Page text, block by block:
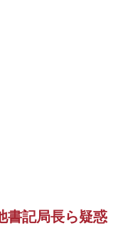
書記局長ら疑惑